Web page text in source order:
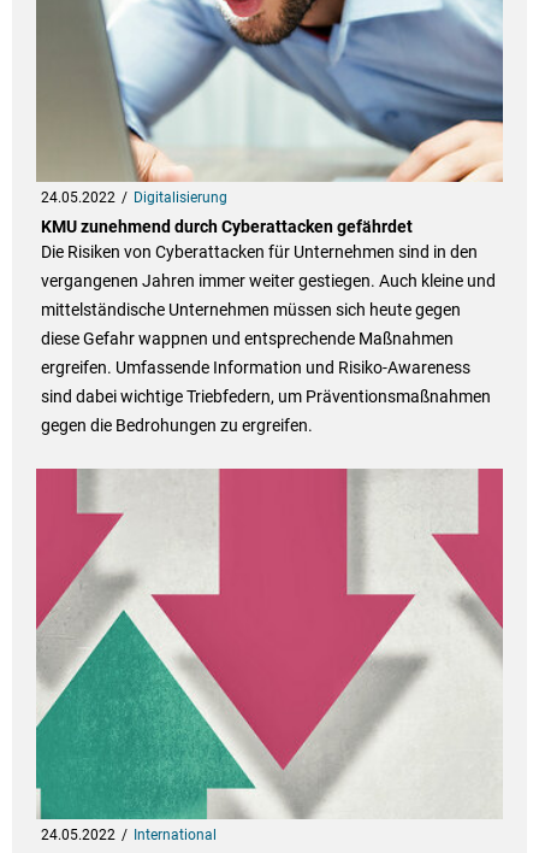
24.05.2022 Digitalisierung
KMU zunehmend durch Cyberattacken gefährdet
Die Risiken von Cyberattacken für Unternehmen sind in den
vergangenen Jahren immer weiter gestiegen. Auch kleine und
mittelständische Unternehmen müssen sich heute gegen
diese Gefahr wappnen und entsprechende Maßnahmen
ergreifen. Umfassende Information und Risiko-Awareness
sind dabei wichtige Triebfedern, um Präventionsmaßnahmen
gegen die Bedrohungen zu ergreifen.
24.05.2022 International